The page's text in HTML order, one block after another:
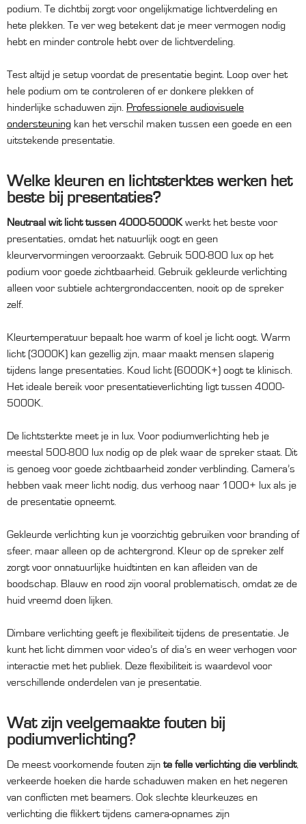
podium. Te dichtbij zorgt voor ongelijkmatige lichtverdeling en
hete plekken. Te ver weg betekent dat je meer vermogen nodig
hebt en minder controle hebt over de lichtverdeling.
Test altijd je setup voordat de presentatie begint. Loop over het
hele podium om te controleren of er donkere plekken of
hinderlijke schaduwen zijn. Professionele audiovisuele
ondersteuning kan het verschil maken tussen een goede en een
uitstekende presentatie.
Welke kleuren en lichtsterktes werken het
beste bij presentaties?
Neutraal wit licht tussen 4000-5000K werkt het beste voor
presentaties, omdat het natuurlijk oogt en geen
kleurvervormingen veroorzaakt. Gebruik 500-800 lux op het
podium voor goede zichtbaarheid. Gebruik gekleurde verlichting
alleen voor subtiele achtergrondaccenten, nooit op de spreker
zelf.
Kleurtemperatuur bepaalt hoe warm of koel je licht oogt. Warm
licht (3000K) kan gezellig zijn, maar maakt mensen slaperig
tijdens lange presentaties. Koud licht (6000K+) oogt te klinisch.
Het ideale bereik voor presentatieverlichting ligt tussen 4000-
5000K.
De lichtsterkte meet je in lux. Voor podiumverlichting heb je
meestal 500-800 lux nodig op de plek waar de spreker staat. Dit
is genoeg voor goede zichtbaarheid zonder verblinding. Camera’s
hebben vaak meer licht nodig, dus verhoog naar 1000+ lux als je
de presentatie opneemt.
Gekleurde verlichting kun je voorzichtig gebruiken voor branding of
sfeer, maar alleen op de achtergrond. Kleur op de spreker zelf
zorgt voor onnatuurlijke huidtinten en kan afleiden van de
boodschap. Blauw en rood zijn vooral problematisch, omdat ze de
huid vreemd doen lijken.
Dimbare verlichting geeft je flexibiliteit tijdens de presentatie. Je
kunt het licht dimmen voor video’s of dia’s en weer verhogen voor
interactie met het publiek. Deze flexibiliteit is waardevol voor
verschillende onderdelen van je presentatie.
Wat zijn veelgemaakte fouten bij
podiumverlichting?
De meest voorkomende fouten zijn te felle verlichting die verblindt,
verkeerde hoeken die harde schaduwen maken en het negeren
van conflicten met beamers. Ook slechte kleurkeuzes en
verlichting die flikkert tijdens camera-opnames zijn